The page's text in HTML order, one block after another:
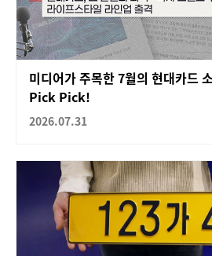
미디어가 주목한 7월의 현대카
Pick Pick!
2026.07.31